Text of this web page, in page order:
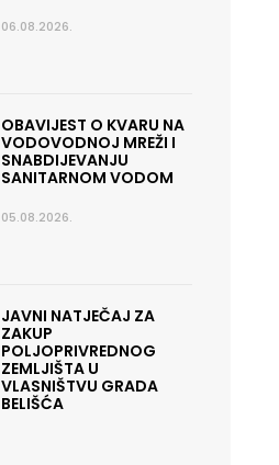
06.08.2026.
OBAVIJEST O KVARU NA
VODOVODNOJ MREŽI I
SNABDIJEVANJU
SANITARNOM VODOM
05.08.2026.
JAVNI NATJEČAJ ZA
ZAKUP
POLJOPRIVREDNOG
ZEMLJIŠTA U
VLASNIŠTVU GRADA
BELIŠĆA